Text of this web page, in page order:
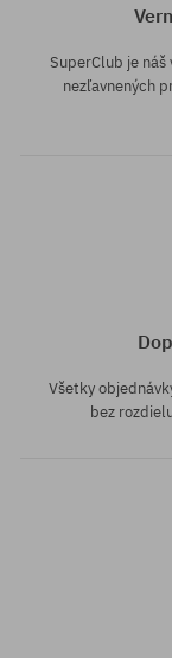
SuperClub je
nezľavnených
Všetky
bez